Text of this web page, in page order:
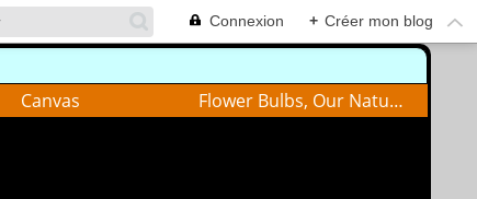
Connexion + Créer mon blog
Canvas Flower Bulbs, Our Nature